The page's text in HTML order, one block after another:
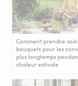
Comment prendre
bouquets pour les
plus longtemps
chaleur estivale